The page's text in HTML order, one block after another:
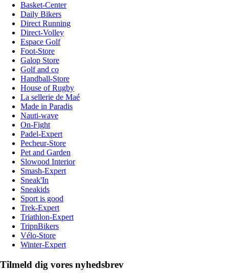
Basket-Center
Daily Bikers
Direct Running
Direct-Volley
Espace Golf
Foot-Store
Galop Store
Golf and co
Handball-Store
House of Rugby
La sellerie de Maé
Made in Paradis
Nauti-wave
On-Fight
Padel-Expert
Pecheur-Store
Pet and Garden
Slowood Interior
Smash-Expert
Sneak'In
Sneakids
Sport is good
Trek-Expert
Triathlon-Expert
TripnBikers
Vélo-Store
Winter-Expert
Tilmeld dig vores nyhedsbrev